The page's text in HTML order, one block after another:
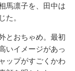
馬凛子を、田中は
。
とおちゃめ。最初
いイメージがあっ
ップがすごくかわ